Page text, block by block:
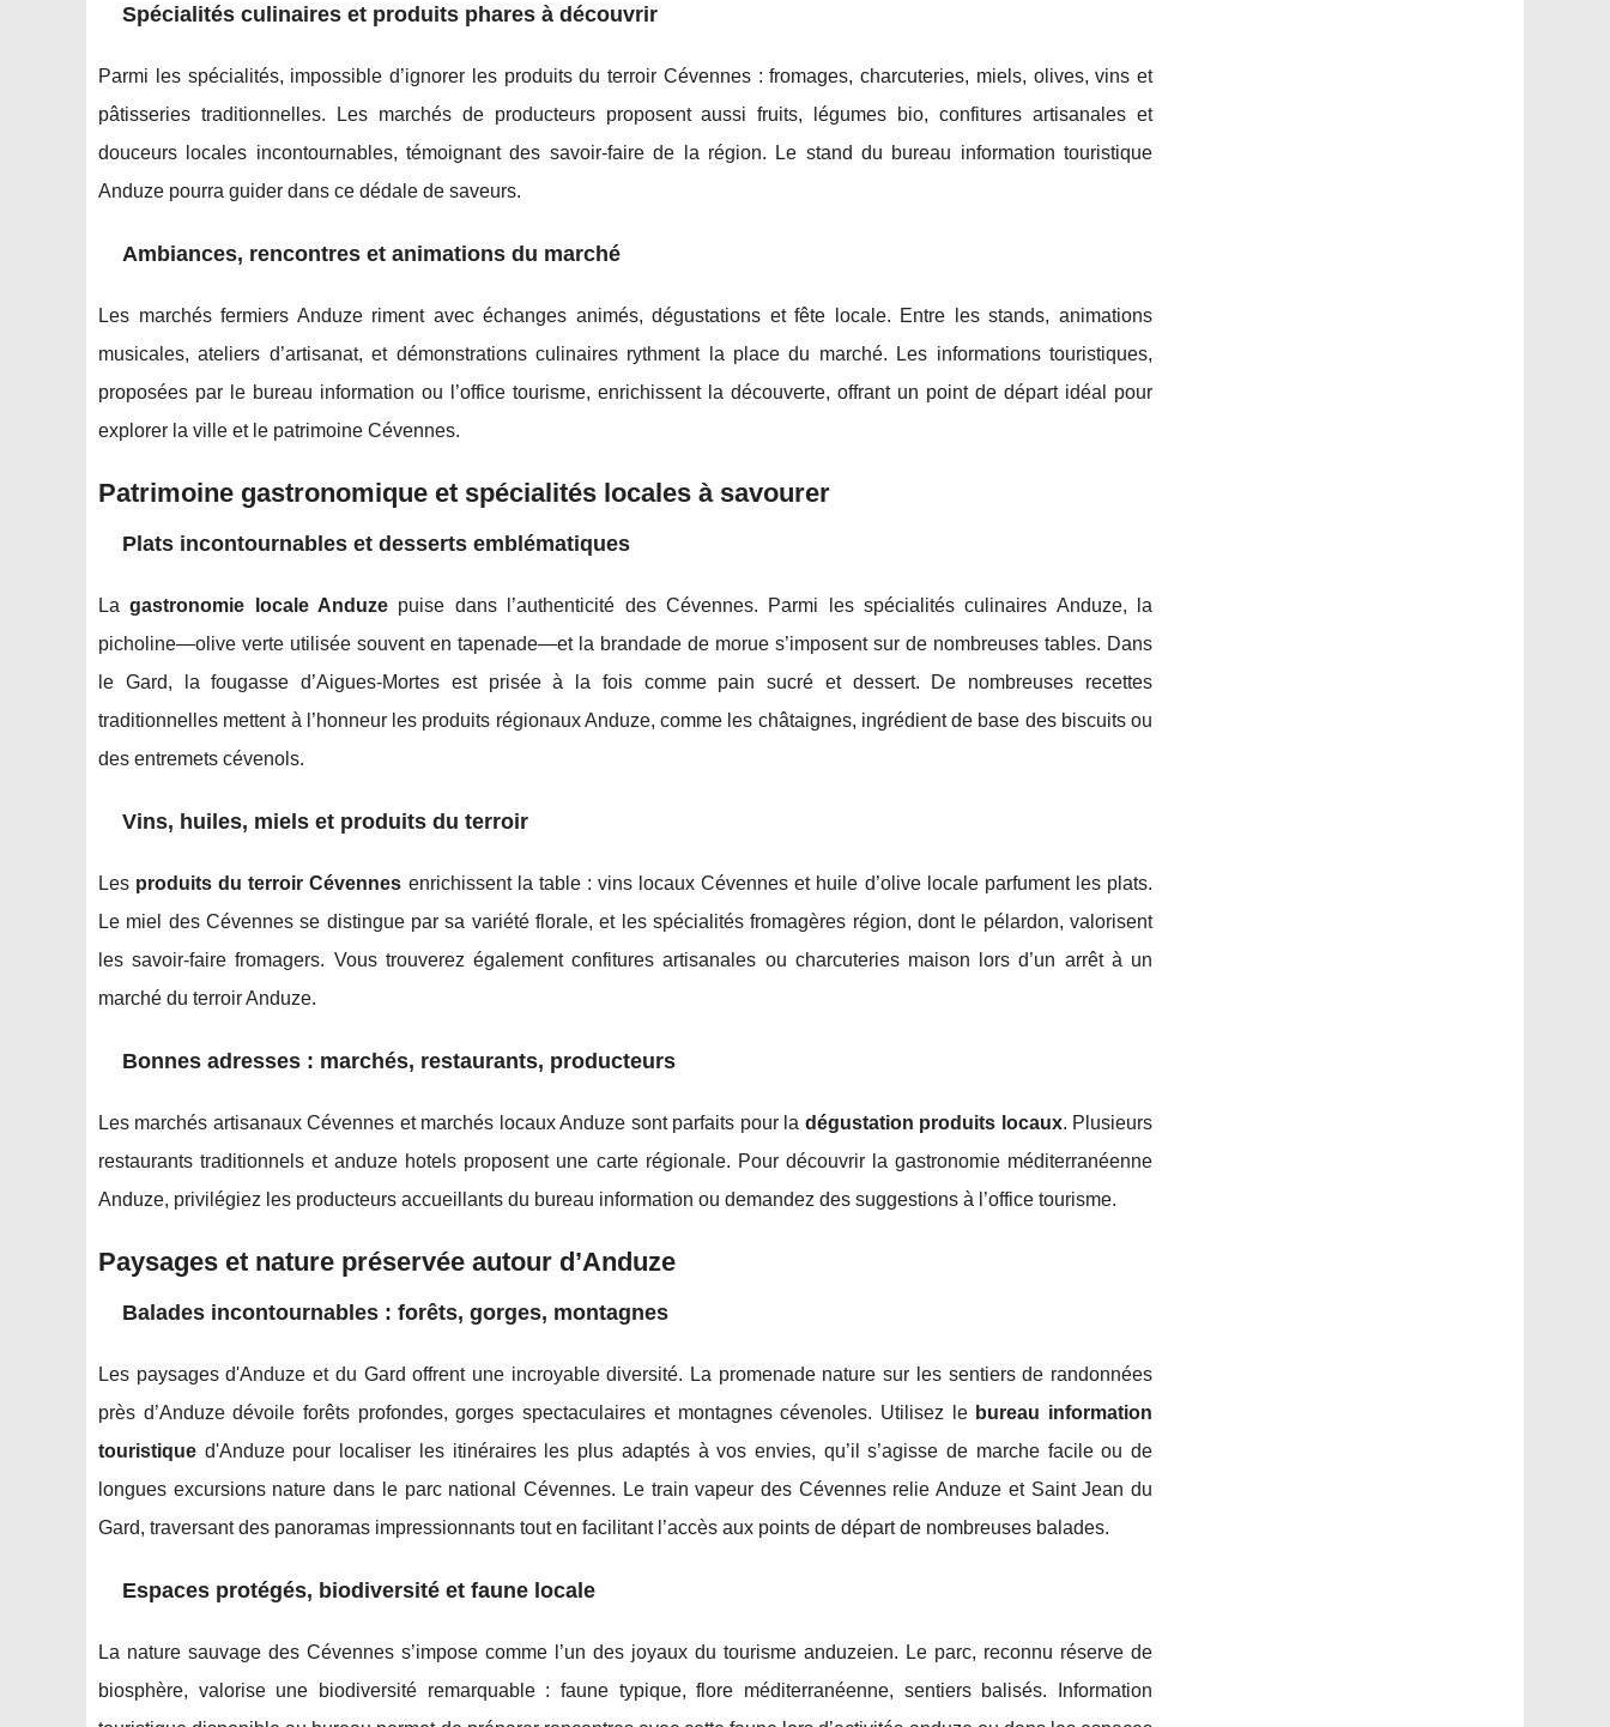
Spécialités culinaires et produits phares à découvrir
Parmi les spécialités, impossible d’ignorer les produits du terroir Cévennes : fromages, charcuteries, miels, olives, vins et
pâtisseries traditionnelles. Les marchés de producteurs proposent aussi fruits, légumes bio, confitures artisanales et
douceurs locales incontournables, témoignant des savoir-faire de la région. Le stand du bureau information touristique
Anduze pourra guider dans ce dédale de saveurs.
Ambiances, rencontres et animations du marché
Les marchés fermiers Anduze riment avec échanges animés, dégustations et fête locale. Entre les stands, animations
musicales, ateliers d’artisanat, et démonstrations culinaires rythment la place du marché. Les informations touristiques,
proposées par le bureau information ou l’office tourisme, enrichissent la découverte, offrant un point de départ idéal pour
explorer la ville et le patrimoine Cévennes.
Patrimoine gastronomique et spécialités locales à savourer
Plats incontournables et desserts emblématiques
Lagastronomie locale Anduze puise dans l’authenticité des Cévennes. Parmi les spécialités culinaires Anduze, la
picholine—olive verte utilisée souvent en tapenade—et la brandade de morue s’imposent sur de nombreuses tables. Dans
le Gard, la fougasse d’Aigues-Mortes est prisée à la fois comme pain sucré et dessert. De nombreuses recettes
traditionnelles mettent à l’honneur les produits régionaux Anduze, comme les châtaignes, ingrédient de base des biscuits ou
des entremets cévenols.
Vins, huiles, miels et produits du terroir
Les produits du terroir Cévennes enrichissent la table : vins locaux Cévennes et huile d’olive locale parfument les plats.
Le miel des Cévennes se distingue par sa variété florale, et les spécialités fromagères région, dont le pélardon, valorisent
les savoir-faire fromagers. Vous trouverez également confitures artisanales ou charcuteries maison lors d’un arrêt à un
marché du terroir Anduze.
Bonnes adresses : marchés, restaurants, producteurs
Les marchés artisanaux Cévennes et marchés locaux Anduze sont parfaits pour la dégustation produits locaux. Plusieurs
restaurants traditionnels et anduze hotels proposent une carte régionale. Pour découvrir la gastronomie méditerranéenne
Anduze, privilégiez les producteurs accueillants du bureau information ou demandez des suggestions à l’office tourisme.
Paysages et nature préservée autour d’Anduze
Balades incontournables : forêts, gorges, montagnes
Les paysages d'Anduze et du Gard offrent une incroyable diversité. La promenade nature sur les sentiers de randonnées
près d’Anduze dévoile forêts profondes, gorges spectaculaires et montagnes cévenoles. Utilisez le bureau information
touristique d'Anduze pour localiser les itinéraires les plus adaptés à vos envies, qu’il s’agisse de marche facile ou de
longues excursions nature dans le parc national Cévennes. Le train vapeur des Cévennes relie Anduze et Saint Jean du
Gard, traversant des panoramas impressionnants tout en facilitant l’accès aux points de départ de nombreuses balades.
Espaces protégés, biodiversité et faune locale
La nature sauvage des Cévennes s’impose comme l’un des joyaux du tourisme anduzeien. Le parc, reconnu réserve de
biosphère, valorise une biodiversité remarquable : faune typique, flore méditerranéenne, sentiers balisés. Information